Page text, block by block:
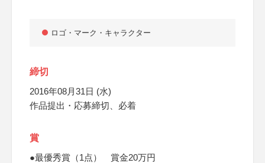
ロゴ・マーク・キャラクター
締切
2016年08月31日 (水)
作品提出・応募締切、必着
賞
●最優秀賞（1点） 賞金20万円